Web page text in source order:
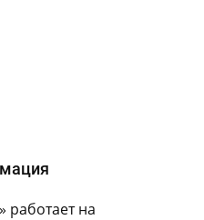
работает на